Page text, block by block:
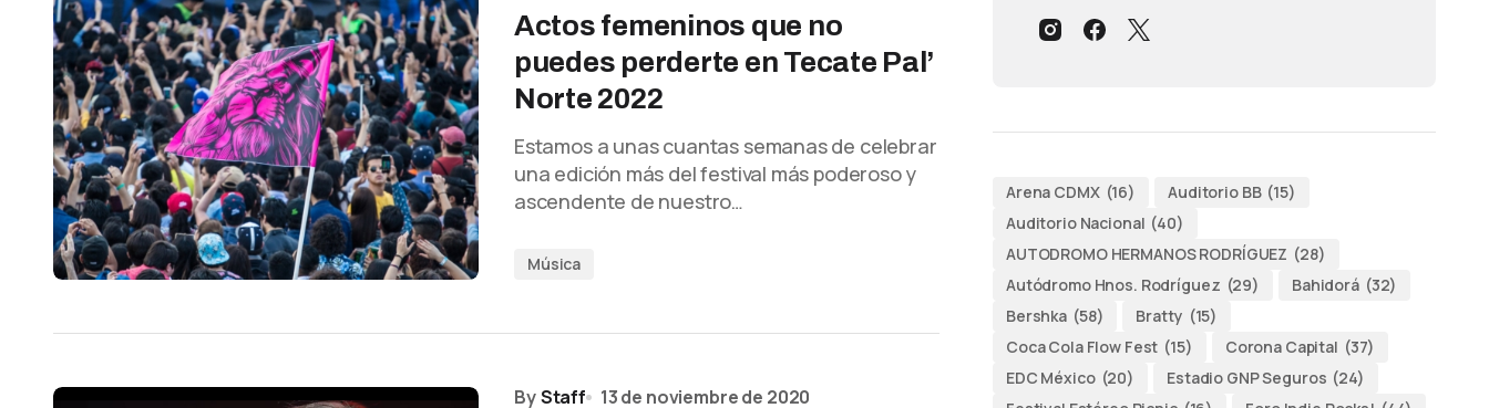
Actos femeninos que no
puedes perderte en Tecate Pal’
Norte 2022
Estamos a unas cuantas semanas de celebrar
una edición más del festival más poderoso y
ascendente de nuestro…
Música
ByStaff 13 de noviembre de 2020
Arena CDMX (16) Auditorio BB (15)
Auditorio Nacional (40)
AUTODROMO HERMANOS RODRÍGUEZ (28)
Autódromo Hnos. Rodríguez (29) Bahidorá (32)
Bershka (58) Bratty (15)
Coca Cola Flow Fest (15) Corona Capital (37)
EDC México (20) Estadio GNP Seguros (24)